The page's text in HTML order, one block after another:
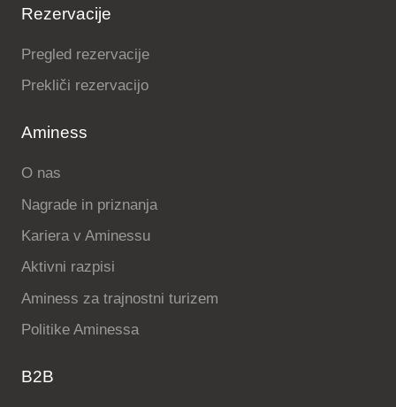
Rezervacije
Pregled rezervacije
Prekliči rezervacijo
Aminess
O nas
Nagrade in priznanja
Kariera v Aminessu
Aktivni razpisi
Aminess za trajnostni turizem
Politike Aminessa
B2B